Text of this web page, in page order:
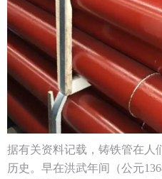
据有关资料记载，铸铁管在人
历史。早在洪武年间（公元